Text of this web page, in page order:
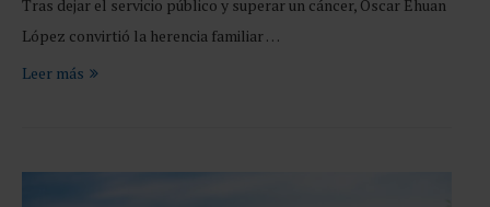
Tras dejar el servicio público y superar un cáncer, Óscar Ehuan
López convirtió la herencia familiar …
Leer más